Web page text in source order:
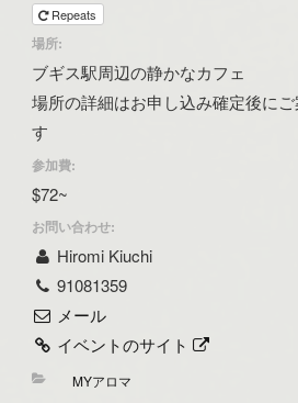
Repeats
場所:
ブギス駅周辺の静かなカフェ
場所の詳細はお申し込み確定後に
す
参加費:
$72~
お問い合わせ:
Hiromi Kiuchi
91081359
メール
イベントのサイト
MYアロマ